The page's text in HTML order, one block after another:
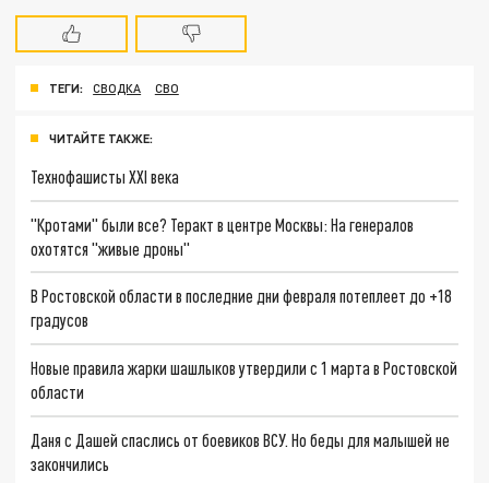
ТЕГИ: СВОДКА СВО
ЧИТАЙТЕ ТАКЖЕ:
Технофашисты XXI века
"Кротами" были все? Теракт в центре Москвы: На генералов
охотятся "живые дроны"
В Ростовской области в последние дни февраля потеплеет до +18
градусов
Новые правила жарки шашлыков утвердили с 1 марта в Ростовской
области
Даня с Дашей спаслись от боевиков ВСУ. Но беды для малышей не
закончились